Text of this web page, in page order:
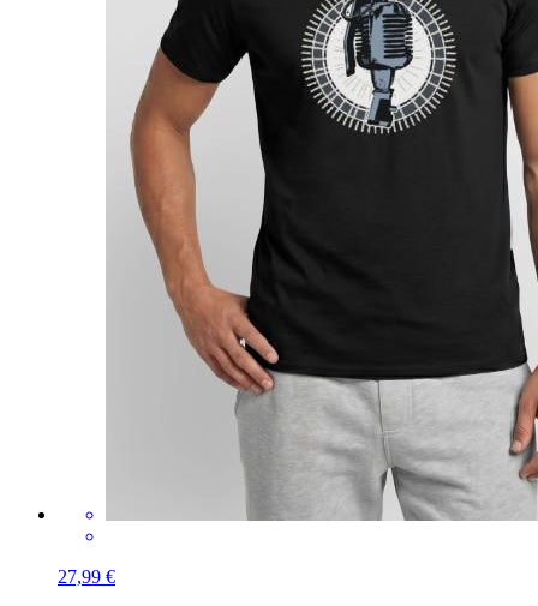
27,99 €